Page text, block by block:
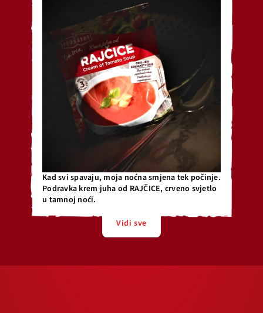
Kad svi spavaju, moja noćna smjena tek počinje.
Podravka krem juha od RAJČICE, crveno svjetlo
u tamnoj noći.
Vidi sve